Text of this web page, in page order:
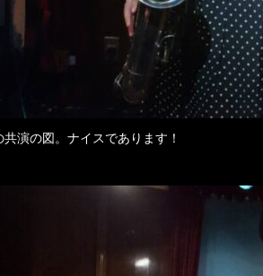
演の図。ナイスであります！